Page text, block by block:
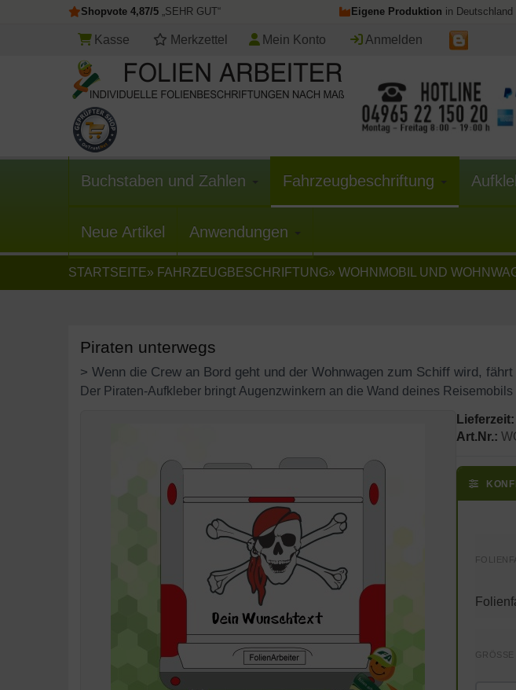
Shopvote 4,87/5 „SEHR GUT“ Eigene Produktion in Deutschland
Kasse Merkzettel Mein Konto Anmelden
Buchstaben und Zahlen Fahrzeugbeschriftung
Neue Artikel Anwendungen
STARTSEITE» FAHRZEUGBESCHRIFTUNG» WOHNMOBIL UND
Piraten unterwegs
Wenn die Crew an Bord geht und der Wohnwagen zum Schiff wird,
Der Piraten-Aufkleber bringt Augenzwinkern an die Wand deines
Lieferzeit:
Art.Nr.:
GRÖSSE